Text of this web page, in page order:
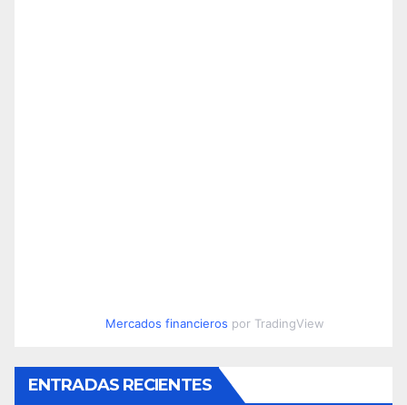
Mercados financieros por TradingView
ENTRADAS RECIENTES